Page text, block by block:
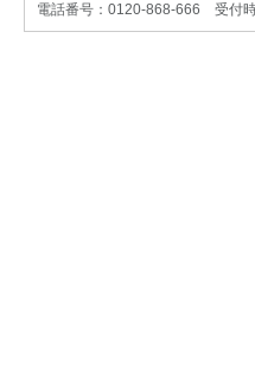
電話番号：0120-868-666 受付